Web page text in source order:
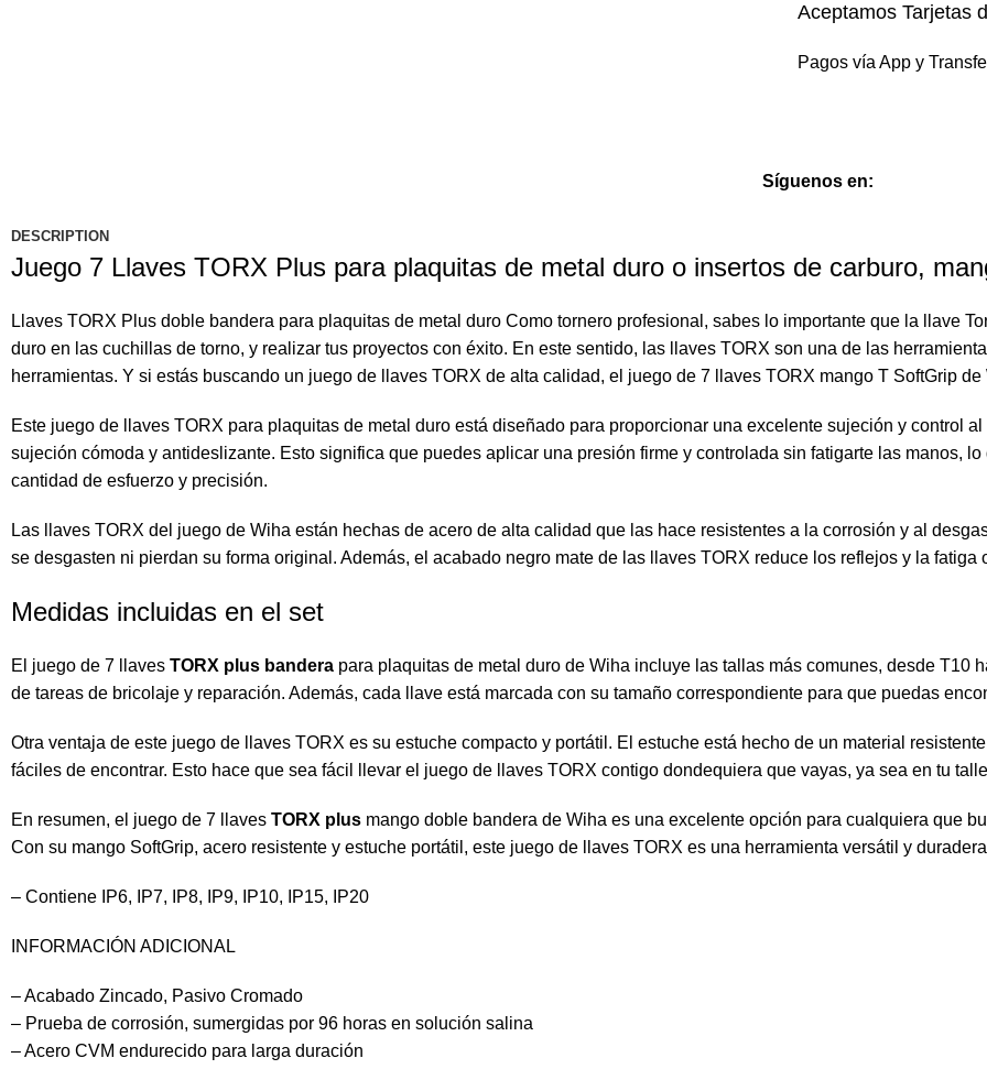
Aceptamos Tarjetas
Pagos vía App y
Síguenos en:
DESCRIPTION
Juego 7 Llaves TORX Plus para plaquitas de metal duro o insertos de carburo,
Llaves TORX Plus doble bandera para plaquitas de metal duro Como tornero profesional, sabes lo importante que la llave
duro en las cuchillas de torno, y realizar tus proyectos con éxito. En este sentido, las llaves TORX son una de las
herramientas. Y si estás buscando un juego de llaves TORX de alta calidad, el juego de 7 llaves TORX mango T SoftGrip
Este juego de llaves TORX para plaquitas de metal duro está diseñado para proporcionar una excelente sujeción y control
sujeción cómoda y antideslizante. Esto significa que puedes aplicar una presión firme y controlada sin fatigarte las manos,
cantidad de esfuerzo y precisión.
Las llaves TORX del juego de Wiha están hechas de acero de alta calidad que las hace resistentes a la corrosión y al
se desgasten ni pierdan su forma original. Además, el acabado negro mate de las llaves TORX reduce los reflejos y la fatiga
Medidas incluidas en el set
El juego de 7 llavesTORX plus bandera para plaquitas de metal duro de Wiha incluye las tallas más comunes, desde T10
de tareas de bricolaje y reparación. Además, cada llave está marcada con su tamaño correspondiente para que puedas
Otra ventaja de este juego de llaves TORX es su estuche compacto y portátil. El estuche está hecho de un material
fáciles de encontrar. Esto hace que sea fácil llevar el juego de llaves TORX contigo dondequiera que vayas, ya sea en tu
En resumen, el juego de 7 llavesTORX plus mango doble bandera de Wiha es una excelente opción para cualquiera que
Con su mango SoftGrip, acero resistente y estuche portátil, este juego de llaves TORX es una herramienta versátil y
– Contiene IP6, IP7, IP8, IP9, IP10, IP15, IP20
INFORMACIÓN ADICIONAL
– Acabado Zincado, Pasivo Cromado
– Prueba de corrosión, sumergidas por 96 horas en solución salina
– Acero CVM endurecido para larga duración